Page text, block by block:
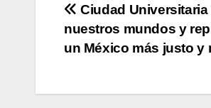
Navegación
de
Ciudad
nuestros mundos y
un México más justo y